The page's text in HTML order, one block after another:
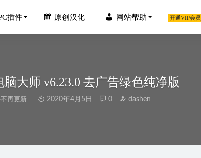
插件 原创汉化 网站帮助 开通VIP会员
大师 v6.23.0 去广告绿色纯净版
再更新 2020年4月5日 0 dashen